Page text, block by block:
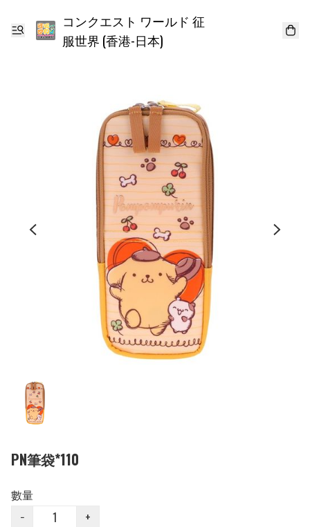
コンクエスト ワールド 征
服世界 (香港-日本)
PN筆袋*110
數量
−
+